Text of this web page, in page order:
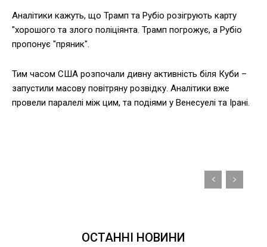
Аналітики кажуть, що Трамп та Рубіо розігрують карту
"хорошого та злого поліціянта. Трамп погрожує, а Рубіо
пропонує "пряник".
Тим часом США розпочали дивну активність біля Куби –
запустили масову повітряну розвідку. Аналітики вже
провели паралелі між цим, та подіями у Венесуелі та Ірані.
ОСТАННІ НОВИНИ